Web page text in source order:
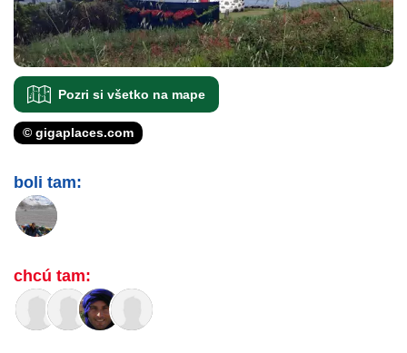
Pozri si všetko na mape
© gigaplaces.com
boli tam:
chcú tam: